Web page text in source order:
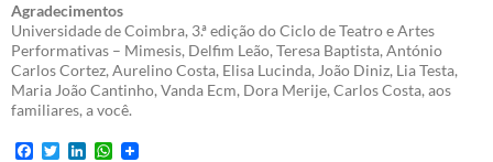
Agradecimentos
Universidade de Coimbra, 3.ª edição do Ciclo de Teatro e Artes
Performativas – Mimesis, Delfim Leão, Teresa Baptista, António
Carlos Cortez, Aurelino Costa, Elisa Lucinda, João Diniz, Lia Testa,
Maria João Cantinho, Vanda Ecm, Dora Merije, Carlos Costa, aos
familiares, a você.
F
T
W